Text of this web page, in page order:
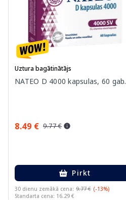
Uztura bagātinātājs
NATEO D 4000 kapsulas, 60 gab.
8.49 € 9.77 €
Pirkt
30 dienu zemākā cena: 9.77 € (-13%)
Standarta cena: 16.29 €